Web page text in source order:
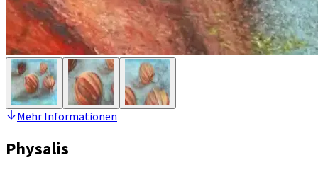
Mehr Informationen
Physalis